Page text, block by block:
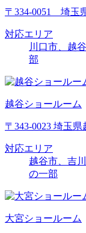
〒334-0051 埼玉
対応エリア
川口市、越
部
越谷ショールーム
〒343-0023 埼玉
対応エリア
越谷市、吉
の一部
大宮ショールーム